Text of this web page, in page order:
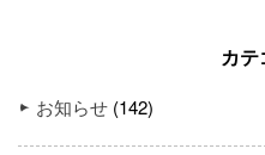
カテ
お知らせ (142)